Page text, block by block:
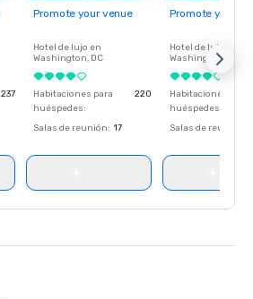
237
Promote your venue
Hotel de lujo en
Washington, DC
Habitaciones para
huéspedes:
220
Salas de reunión: 17
Promote your
Hotel de lujo en
Washington
Habitaciones para
huéspedes
Salas de reunión